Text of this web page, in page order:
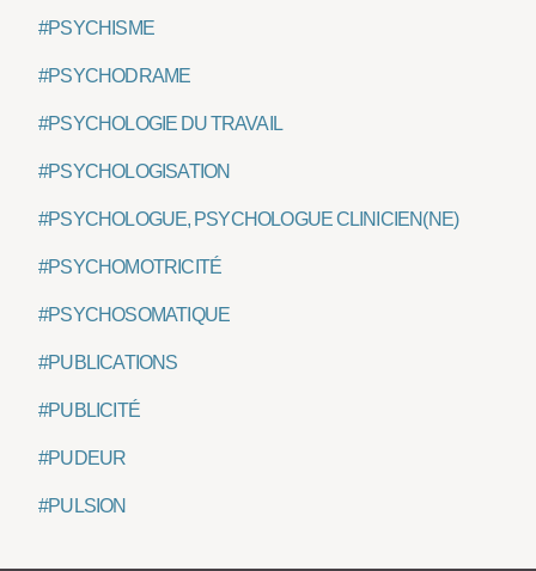
#PSYCHISME
#PSYCHODRAME
#PSYCHOLOGIE DU TRAVAIL
#PSYCHOLOGISATION
#PSYCHOLOGUE, PSYCHOLOGUE CLINICIEN(NE)
#PSYCHOMOTRICITÉ
#PSYCHOSOMATIQUE
#PUBLICATIONS
#PUBLICITÉ
#PUDEUR
#PULSION